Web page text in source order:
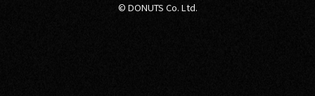
© DONUTS Co. Ltd.